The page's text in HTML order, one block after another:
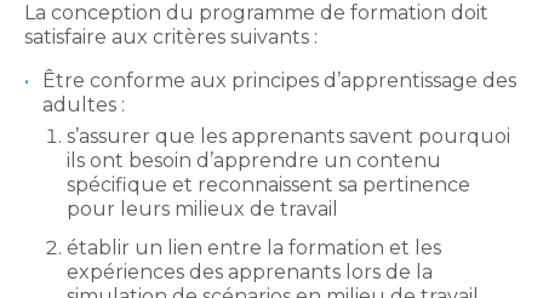
La conception du programme de formation doit
satisfaire aux critères suivants :
Être conforme aux principes d’apprentissage des
adultes :
s’assurer que les apprenants savent pourquoi
ils ont besoin d’apprendre un contenu
spécifique et reconnaissent sa pertinence
pour leurs milieux de travail
établir un lien entre la formation et les
expériences des apprenants lors de la